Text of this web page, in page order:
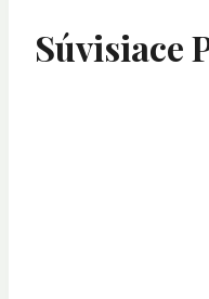
Súvisiace